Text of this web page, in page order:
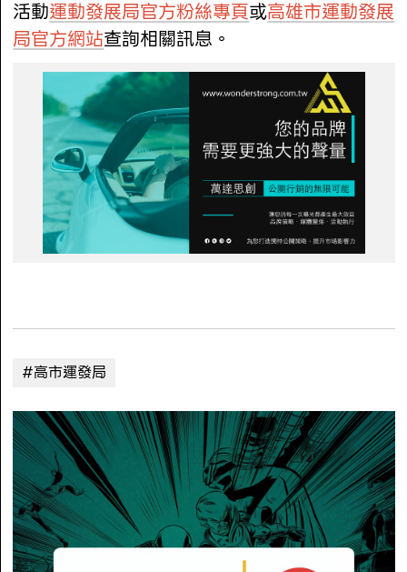
活動運動發展局官方粉絲專頁或高雄市運動發展
局官方網站查詢相關訊息。
#高市運發局